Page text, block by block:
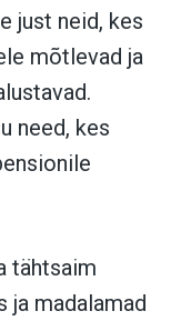
just neid, kes
mõtlevad ja
need, kes
tähtsaim
ja madalamad